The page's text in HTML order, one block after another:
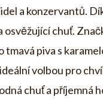
a konzervantů.
chuť.
tmavá piva s
volbou pro
chuť a příjemná